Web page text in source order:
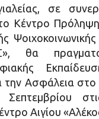
σε
Κέντρο
Ψοιχοκοινωνικής
θα
Ασφάλεια στο
Αιγίου